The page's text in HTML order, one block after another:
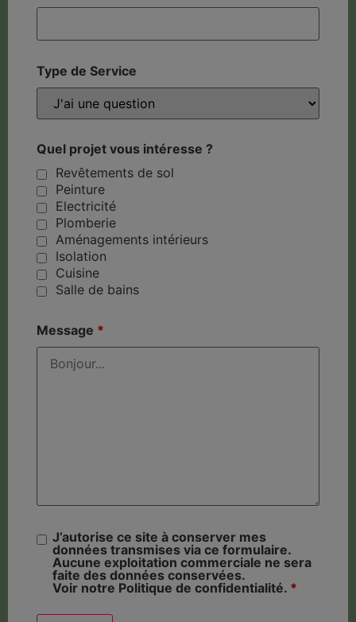
Type de Service
Quel projet vous intéresse ?
Revêtements de sol
Peinture
Electricité
Plomberie
Aménagements intérieurs
Isolation
Cuisine
Salle de bains
Message *
J’autorise ce site à conserver mes
données transmises via ce formulaire.
Aucune exploitation commerciale ne sera
faite des données conservées.
Voir notre Politique de confidentialité. *